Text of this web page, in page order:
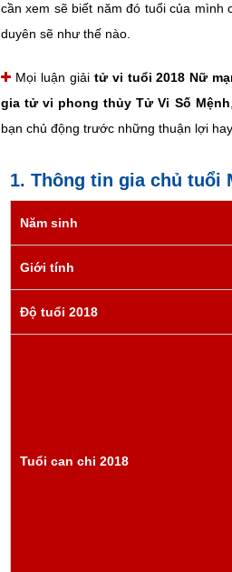
cần xem sẽ biết năm đó tuổi của mình
duyên sẽ như thế nào.
Mọi luận giải tử vi tuổi 2018 Nữ
gia tử vi phong thủy Tử Vi Số Mệnh
bạn chủ động trước những thuận lợi
1. Thông tin gia chủ tuổi
Năm sinh
Giới tính
Độ tuổi 2018
Tuổi can chi 2018